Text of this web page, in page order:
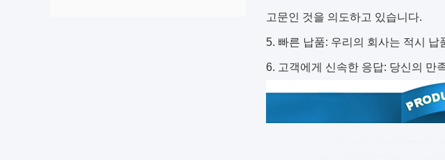
고문인 것을 의도하고 있습니다.
5. 빠른 납품: 우리의 회사는 적시 납
6. 고객에게 신속한 응답: 당신의 만